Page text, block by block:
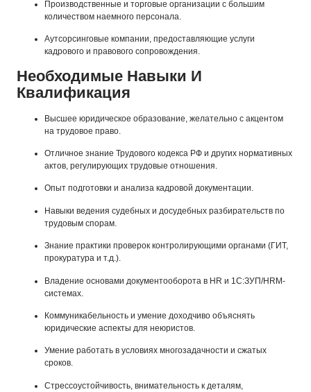
Производственные и торговые организации с большим
количеством наемного персонала.
Аутсорсинговые компании, предоставляющие услуги
кадрового и правового сопровождения.
Необходимые Навыки И
Квалификация
Высшее юридическое образование, желательно с акцентом
на трудовое право.
Отличное знание Трудового кодекса РФ и других нормативных
актов, регулирующих трудовые отношения.
Опыт подготовки и анализа кадровой документации.
Навыки ведения судебных и досудебных разбирательств по
трудовым спорам.
Знание практики проверок контролирующими органами (ГИТ,
прокуратура и т.д.).
Владение основами документооборота в HR и 1С:ЗУП/HRM-
системах.
Коммуникабельность и умение доходчиво объяснять
юридические аспекты для неюристов.
Умение работать в условиях многозадачности и сжатых
сроков.
Стрессоустойчивость, внимательность к деталям,